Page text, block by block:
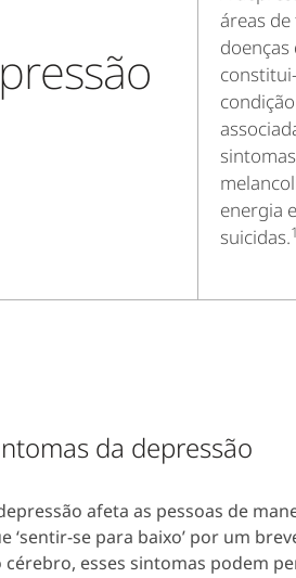
áreas
doenças
energia
suicidas.1
da depressão
afeta as pessoas de
‘sentir-se para baixo’ por um
cérebro, esses sintomas podem